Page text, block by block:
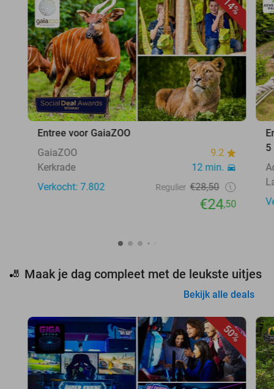
14%
Entree voor GaiaZOO
GaiaZOO
9.2
Kerkrade
12 min.
Verkocht: 7.802
Regulier €28,50
€24,50
5
🎳 Maak je dag compleet met de leukste uitjes
Bekijk alle deals
50%